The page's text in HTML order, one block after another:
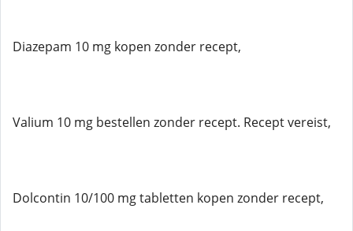
Diazepam 10 mg kopen zonder recept,
Valium 10 mg bestellen zonder recept. Recept vereist,
Dolcontin 10/100 mg tabletten kopen zonder recept,